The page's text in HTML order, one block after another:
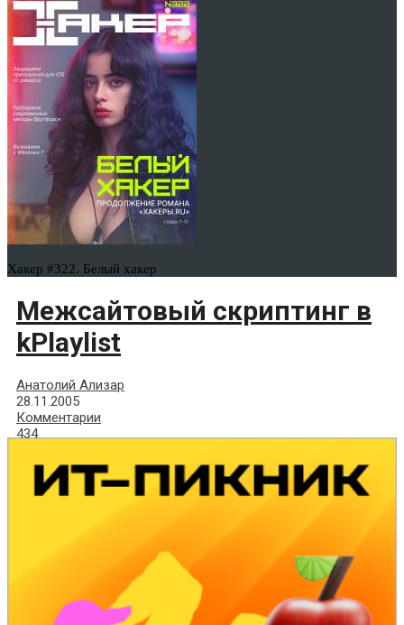
Хакер #322. Белый хакер
Межсайтовый скриптинг в
kPlaylist
Анатолий Ализар
28.11.2005
Комментарии
434